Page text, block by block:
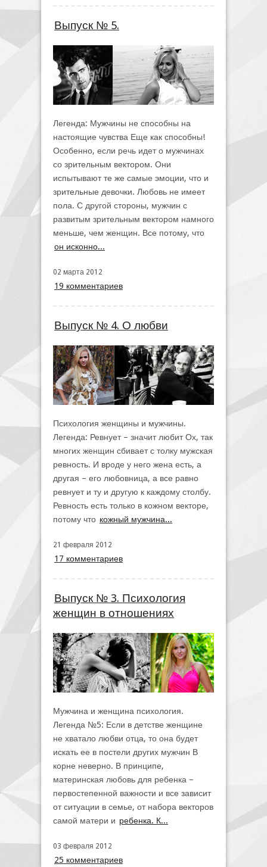
Выпуск № 5.
Легенда: Мужчины не способны на
настоящие чувства Еще как способны!
Особенно, если речь идет о мужчинах
со зрительным вектором. Они
испытывают те же самые эмоции, что и
зрительные девочки. Любовь не имеет
пола. С другой стороны, мужчин с
развитым зрительным вектором намного
меньше, чем женщин. Все потому, что
он исконно...
02 марта 2012
19 комментариев
Выпуск № 4. О любви
Психология женщины и мужчины.
Легенда: Ревнует – значит любит Ох, так
многих женщин сбивает с толку мужская
ревность. И вроде у него жена есть, а
другая – его любовница, а все равно
ревнует и ту и другую к каждому столбу.
Ревность есть только в кожном векторе,
потому что кожный мужчина...
21 февраля 2012
17 комментариев
Выпуск № 3. Психология
женщин в отношениях
Мужчина и женщина психология.
Легенда №5: Если в детстве женщине
не хватало любви отца, то она будет
искать ее в постели других мужчин В
корне неверно. В принципе,
материнская любовь для ребенка –
первостепенной важности и все зависит
от ситуации в семье, от набора векторов
самой матери и ребенка. К...
03 февраля 2012
25 комментариев